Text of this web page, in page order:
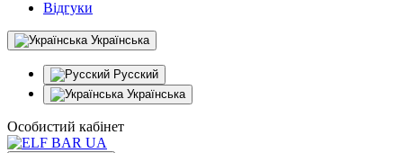
Відгуки
Українська
Русский
Українська
Особистий кабінет